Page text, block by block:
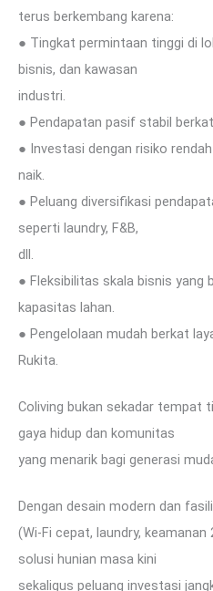
terus berkembang karena:
● Tingkat permintaan tinggi di
bisnis, dan kawasan
industri.
● Pendapatan pasif stabil
● Investasi dengan risiko
naik.
● Peluang diversifikasi
seperti laundry, F&B,
dll.
● Fleksibilitas skala bisnis yang
kapasitas lahan.
● Pengelolaan mudah berkat
Rukita.
Coliving bukan sekadar tempat
gaya hidup dan komunitas
yang menarik bagi generasi
Dengan desain modern dan
(Wi-Fi cepat, laundry,
solusi hunian masa kini
sekaligus peluang investasi